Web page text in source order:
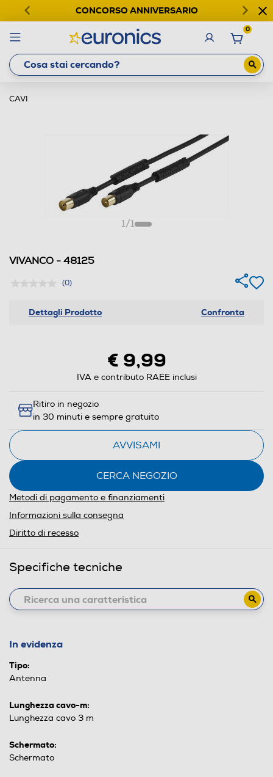
CONCORSO ANNIVERSARIO
0
CAVI
1/1
VIVANCO - 48125
(0)
Dettagli Prodotto Confronta
€ 9,99
IVA e contributo RAEE inclusi
Ritiro in negozio
in 30 minuti e sempre gratuito
AVVISAMI
CERCA NEGOZIO
Metodi di pagamento e finanziamenti
Informazioni sulla consegna
Diritto di recesso
Specifiche tecniche
In evidenza
Tipo:
Antenna
Lunghezza cavo-m:
Lunghezza cavo 3 m
Schermato:
Schermato